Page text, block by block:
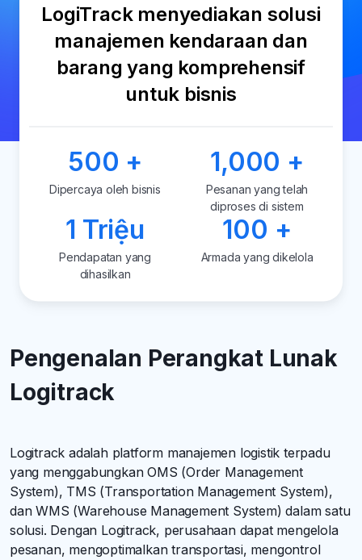
LogiTrack menyediakan solusi
manajemen kendaraan dan
barang yang komprehensif
untuk bisnis
500 +
Dipercaya oleh bisnis
1,000 +
Pesanan yang telah
diproses di sistem
1 Triệu
Pendapatan yang
dihasilkan
100 +
Armada yang dikelola
Pengenalan Perangkat Lunak
Logitrack
Logitrack adalah platform manajemen logistik terpadu
yang menggabungkan OMS (Order Management
System), TMS (Transportation Management System),
dan WMS (Warehouse Management System) dalam satu
solusi. Dengan Logitrack, perusahaan dapat mengelola
pesanan, mengoptimalkan transportasi, mengontrol